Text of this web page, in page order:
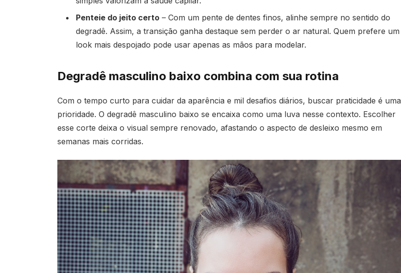
Penteie do jeito certo– Com um pente de dentes finos, alinhe sempre no sentido do
degradê. Assim, a transição ganha destaque sem perder o ar natural. Quem prefere um
look mais despojado pode usar apenas as mãos para modelar.
Degradê masculino baixo combina com sua rotina
Com o tempo curto para cuidar da aparência e mil desafios diários, buscar praticidade é uma
prioridade. O degradê masculino baixo se encaixa como uma luva nesse contexto. Escolher
esse corte deixa o visual sempre renovado, afastando o aspecto de desleixo mesmo em
semanas mais corridas.